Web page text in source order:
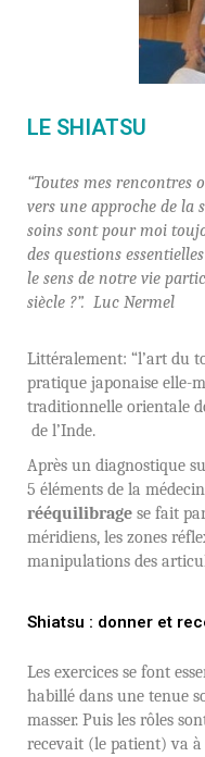
LE SHIATSU
“Toutes mes rencontres
vers une approche de la
soins sont pour moi
des questions
le sens de notre vie
siècle ?”. Luc Nermel
Littéralement: “l’art du
pratique japonaise elle-
traditionnelle orientale
de l’Inde.
Après un diagnostique
5 éléments de la
rééquilibrage se fait
méridiens, les zones
manipulations des
Shiatsu : donner et
Les exercices se font
habillé dans une tenue
masser. Puis les rôles
recevait (le patient) va